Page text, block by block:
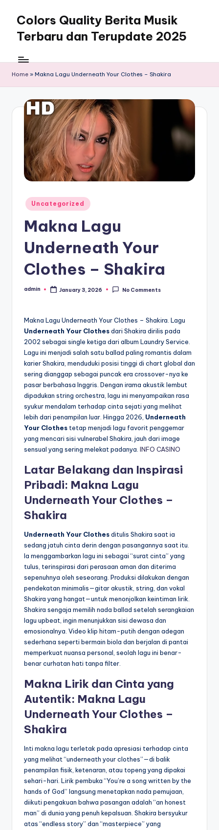
content
Colors Quality Berita Musik
Terbaru dan Terupdate 2025
Home » Makna Lagu Underneath Your Clothes – Shakira
Posted
in
Uncategorized
Makna Lagu
Underneath Your
Clothes – Shakira
Posted
admin January 3, 2026 No Comments
Makna Lagu Underneath Your Clothes – Shakira. Lagu
Underneath Your Clothesdari Shakira dirilis pada
2002 sebagai single ketiga dari album Laundry Service.
Lagu ini menjadi salah satu ballad paling romantis dalam
karier Shakira, menduduki posisi tinggi di chart global dan
sering dianggap sebagai puncak era crossover-nya ke
pasar berbahasa Inggris. Dengan irama akustik lembut
dipadukan string orchestra, lagu ini menyampaikan rasa
syukur mendalam terhadap cinta sejati yang melihat
lebih dari penampilan luar. Hingga 2026, Underneath
Your Clothes tetap menjadi lagu favorit penggemar
yang mencari sisi vulnerabel Shakira, jauh dari image
sensual yang sering melekat padanya. INFO CASINO
Latar Belakang dan Inspirasi
Pribadi: Makna Lagu
Underneath Your Clothes –
Shakira
Underneath Your Clothesditulis Shakira saat ia
sedang jatuh cinta derin dengan pasangannya saat itu.
Ia menggambarkan lagu ini sebagai “surat cinta” yang
tulus, terinspirasi dari perasaan aman dan diterima
sepenuhnya oleh seseorang. Produksi dilakukan dengan
pendekatan minimalis—gitar akustik, string, dan vokal
Shakira yang hangat—untuk menonjolkan keintiman lirik.
Shakira sengaja memilih nada ballad setelah serangkaian
lagu upbeat, ingin menunjukkan sisi dewasa dan
emosionalnya. Video klip hitam-putih dengan adegan
sederhana seperti bermain biola dan berjalan di pantai
memperkuat nuansa personal, seolah lagu ini benar-
benar curhatan hati tanpa filter.
Makna Lirik dan Cinta yang
Autentik: Makna Lagu
Underneath Your Clothes –
Shakira
Inti makna lagu terletak pada apresiasi terhadap cinta
yang melihat “underneath your clothes”—di balik
penampilan fisik, ketenaran, atau topeng yang dipakai
sehari-hari. Lirik pembuka “You’re a song written by the
hands of God” langsung menetapkan nada pemujaan,
diikuti pengakuan bahwa pasangan adalah “an honest
man” di dunia yang penuh kepalsuan. Shakira bersyukur
atas “endless story” dan “masterpiece” yang